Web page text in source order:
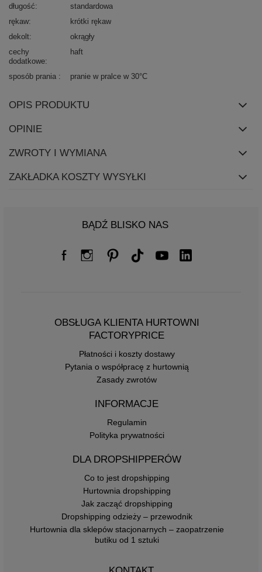
długość
standardowa
rękaw
krótki rękaw
dekolt
okrągły
cechy
dodatkowe
haft
sposób prania pranie w pralce w 30°C
OPIS PRODUKTU
OPINIE
ZWROTY I WYMIANA
ZAKŁADKA KOSZTY WYSYŁKI
BĄDŹ BLISKO NAS
OBSŁUGA KLIENTA HURTOWNI
FACTORYPRICE
Płatności i koszty dostawy
Pytania o współpracę z hurtownią
Zasady zwrotów
INFORMACJE
Regulamin
Polityka prywatności
DLA DROPSHIPPERÓW
Co to jest dropshipping
Hurtownia dropshipping
Jak zacząć dropshipping
Dropshipping odzieży – przewodnik
Hurtownia dla sklepów stacjonarnych – zaopatrzenie
butiku od 1 sztuki